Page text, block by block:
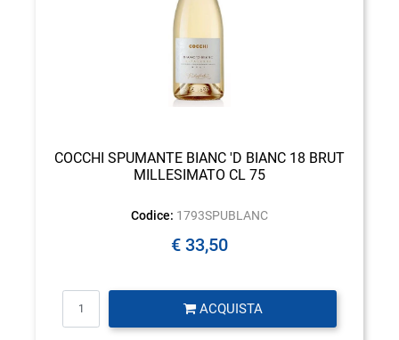
COCCHI SPUMANTE BIANC 'D BIANC 18 BRUT
MILLESIMATO CL 75
Codice: 1793SPUBLANC
€ 33,50
ACQUISTA